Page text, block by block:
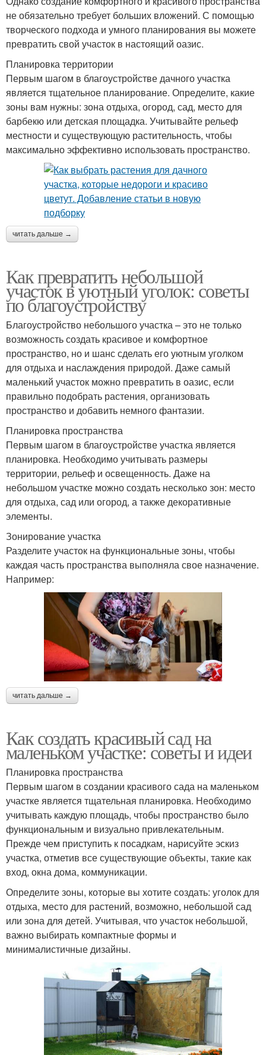
не обязательно требует больших вложений. С помощью
творческого подхода и умного планирования вы можете
превратить свой участок в настоящий оазис.
Планировка территории
Первым шагом в благоустройстве дачного участка
является тщательное планирование. Определите, какие
зоны вам нужны: зона отдыха, огород, сад, место для
барбекю или детская площадка. Учитывайте рельеф
местности и существующую растительность, чтобы
максимально эффективно использовать пространство.
читать дальше →
Как превратить небольшой
участок в уютный уголок: советы
по благоустройству
Благоустройство небольшого участка – это не только
возможность создать красивое и комфортное
пространство, но и шанс сделать его уютным уголком
для отдыха и наслаждения природой. Даже самый
маленький участок можно превратить в оазис, если
правильно подобрать растения, организовать
пространство и добавить немного фантазии.
Планировка пространства
Первым шагом в благоустройстве участка является
планировка. Необходимо учитывать размеры
территории, рельеф и освещенность. Даже на
небольшом участке можно создать несколько зон: место
для отдыха, сад или огород, а также декоративные
элементы.
Зонирование участка
Разделите участок на функциональные зоны, чтобы
каждая часть пространства выполняла свое назначение.
Например:
читать дальше →
Как создать красивый сад на
маленьком участке: советы и идеи
Планировка пространства
Первым шагом в создании красивого сада на маленьком
участке является тщательная планировка. Необходимо
учитывать каждую площадь, чтобы пространство было
функциональным и визуально привлекательным.
Прежде чем приступить к посадкам, нарисуйте эскиз
участка, отметив все существующие объекты, такие как
вход, окна дома, коммуникации.
Определите зоны, которые вы хотите создать: уголок для
отдыха, место для растений, возможно, небольшой сад
или зона для детей. Учитывая, что участок небольшой,
важно выбирать компактные формы и
минималистичные дизайны.